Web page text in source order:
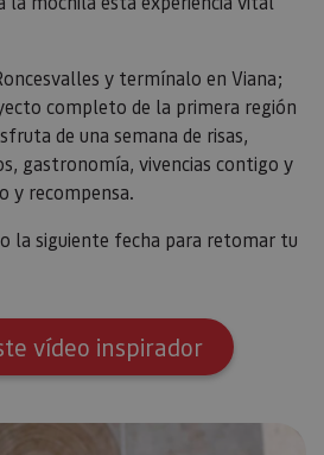
y termínalo en Viana;
completo de la primera región
de una semana de risas,
gastronomía, vivencias contigo y
y recompensa.
la siguiente fecha para retomar tu
vídeo inspirador